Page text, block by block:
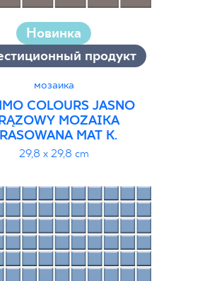
Новинка
продукт
мозаика
COLOURS JASNO
MOZAIKA
MAT K.
29,8 x 29,8 cm